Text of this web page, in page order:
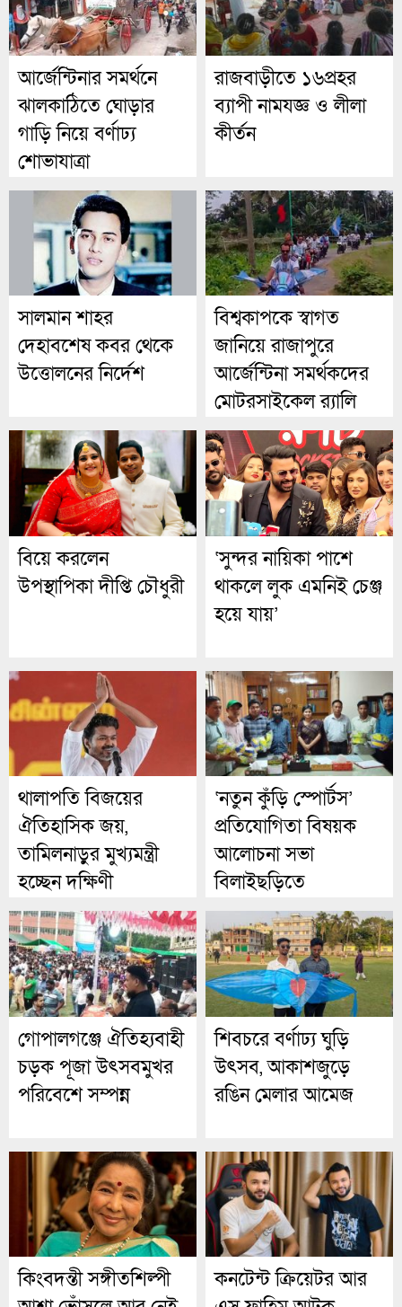
আর্জেন্টিনার সমর্থনে
ঝালকাঠিতে ঘোড়ার
গাড়ি নিয়ে বর্ণাঢ্য
শোভাযাত্রা
রাজবাড়ীতে ১৬প্রহর
ব্যাপী নামযজ্ঞ ও লীলা
কীর্তন
সালমান শাহর
দেহাবশেষ কবর থেকে
উত্তোলনের নির্দেশ
বিশ্বকাপকে স্বাগত
জানিয়ে রাজাপুরে
আর্জেন্টিনা সমর্থকদের
মোটরসাইকেল র‍্যালি
বিয়ে করলেন
উপস্থাপিকা দীপ্তি চৌধুরী
‘সুন্দর নায়িকা পাশে
থাকলে লুক এমনিই চেঞ্জ
হয়ে যায়’
থালাপতি বিজয়ের
ঐতিহাসিক জয়,
তামিলনাড়ুর মুখ্যমন্ত্রী
হচ্ছেন দক্ষিণী
সুপারস্টার
‘নতুন কুঁড়ি স্পোর্টস’
প্রতিযোগিতা বিষয়ক
আলোচনা সভা
বিলাইছড়িতে
গোপালগঞ্জে ঐতিহ্যবাহী
চড়ক পূজা উৎসবমুখর
পরিবেশে সম্পন্ন
শিবচরে বর্ণাঢ্য ঘুড়ি
উৎসব, আকাশজুড়ে
রঙিন মেলার আমেজ
কিংবদন্তী সঙ্গীতশিল্পী
কনটেন্ট ক্রিয়েটর আর